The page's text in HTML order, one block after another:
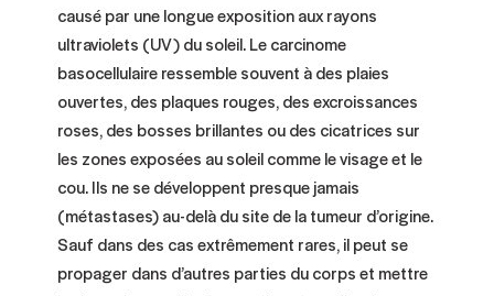
causé par une longue exposition aux rayons
ultraviolets (UV) du soleil. Le carcinome
basocellulaire ressemble souvent à des plaies
ouvertes, des plaques rouges, des excroissances
roses, des bosses brillantes ou des cicatrices sur
les zones exposées au soleil comme le visage et le
cou. Ils ne se développent presque jamais
(métastases) au-delà du site de la tumeur d’origine.
Sauf dans des cas extrêmement rares, il peut se
propager dans d’autres parties du corps et mettre